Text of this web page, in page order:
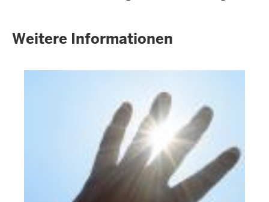
Weitere Informationen